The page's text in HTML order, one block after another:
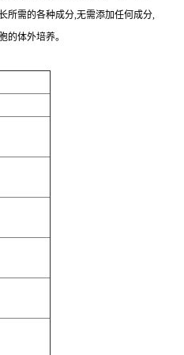
所需的各种成分,无需添加任何成分,
的体外培养。